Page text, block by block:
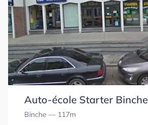
Auto-école Starter Binche
Binche — 117m